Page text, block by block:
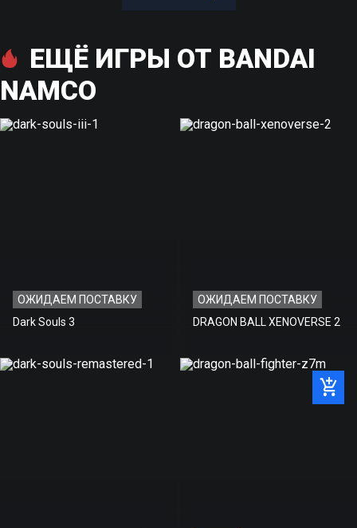
ЕЩЁ ИГРЫ ОТ BANDAI
NAMCO
ОЖИДАЕМ ПОСТАВКУ
Dark Souls 3
ОЖИДАЕМ ПОСТАВКУ
DRAGON BALL XENOVERSE 2